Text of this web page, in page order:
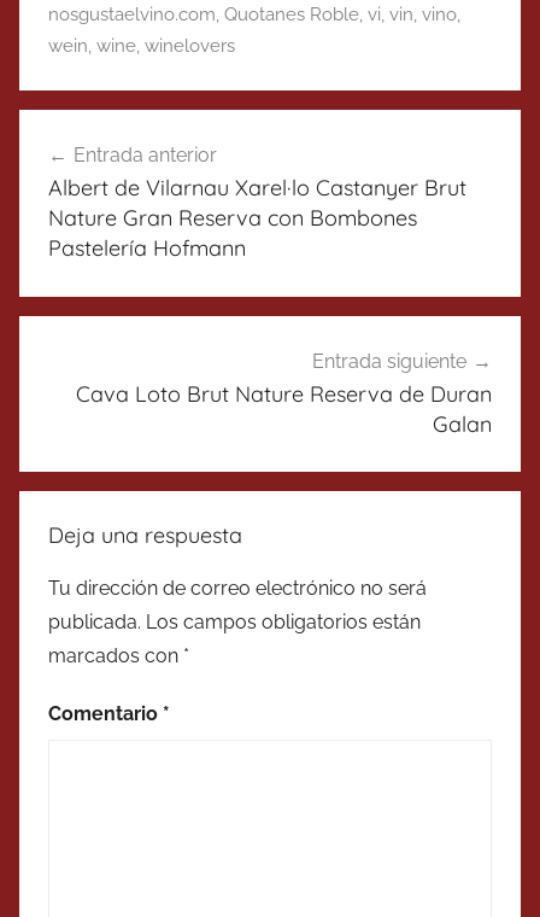
nosgustaelvino.com, Quotanes Roble, vi, vin, vino,
wein, wine, winelovers
de
entradas
Entrada anterior
Albert de Vilarnau Xarel·lo Castanyer Brut
Nature Gran Reserva con Bombones
Pastelería Hofmann
Entrada siguiente
Cava Loto Brut Nature Reserva de Duran
Galan
Deja una respuesta
Tu dirección de correo electrónico no será
publicada. Los campos obligatorios están
marcados con *
Comentario *